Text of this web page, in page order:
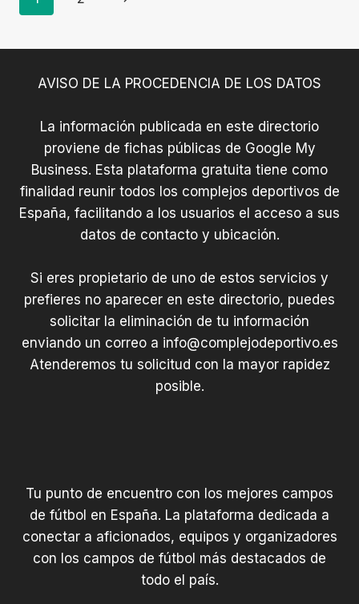
Página
AVISO DE LA PROCEDENCIA DE LOS DATOS
La información publicada en este directorio
proviene de fichas públicas de Google My
Business. Esta plataforma gratuita tiene como
finalidad reunir todos los complejos deportivos de
España, facilitando a los usuarios el acceso a sus
datos de contacto y ubicación.
Si eres propietario de uno de estos servicios y
prefieres no aparecer en este directorio, puedes
solicitar la eliminación de tu información
enviando un correo a info@complejodeportivo.es
Atenderemos tu solicitud con la mayor rapidez
posible.
Tu punto de encuentro con los mejores campos
de fútbol en España. La plataforma dedicada a
conectar a aficionados, equipos y organizadores
con los campos de fútbol más destacados de
todo el país.